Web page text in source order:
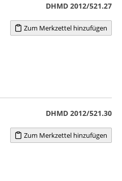
DHMD 2012/521.27
Zum Merkzettel hinzufügen
DHMD 2012/521.30
Zum Merkzettel hinzufügen